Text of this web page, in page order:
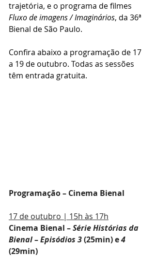
trajetória, e o programa de filmes
Fluxo de imagens / Imaginários, da 36ª
Bienal de São Paulo.
Confira abaixo a programação de 17
a 19 de outubro. Todas as sessões
têm entrada gratuita.
Programação – Cinema Bienal
17 de outubro | 15h às 17h
Cinema Bienal – Série Histórias da
Bienal – Episódios 3 (25min) e 4
(29min)